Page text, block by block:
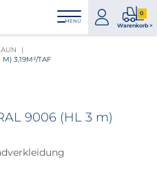
MENÜ
zum
Konto
0
Warenkorb >
0
3,19M²/TAF
9006 (HL 3 m)